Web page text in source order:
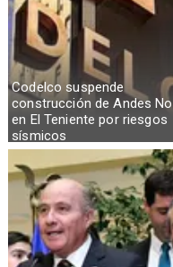
Codelco suspende
construcción de Andes
en El Teniente por riesgos
sísmicos